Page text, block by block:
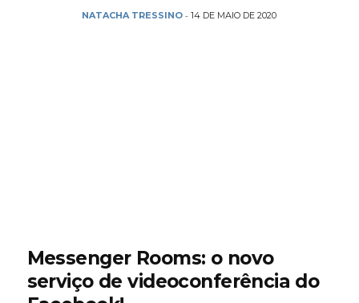
NATACHA TRESSINO - 14 DE MAIO DE 2020
Messenger Rooms: o novo
serviço de videoconferência do